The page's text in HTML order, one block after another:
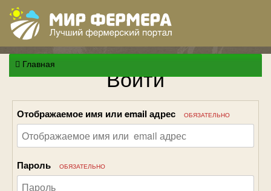
Главная Войти
Отображаемое имя или email адрес ОБЯЗАТЕЛЬНО
Пароль ОБЯЗАТЕЛЬНО